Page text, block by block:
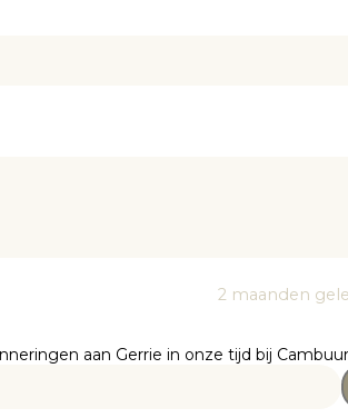
2 maanden
aan Gerrie in onze tijd bij